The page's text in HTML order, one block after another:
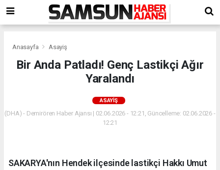
Anasayfa Asayiş
Bir Anda Patladı! Genç Lastikçi Ağır
Yaralandı
ASAYIŞ
(DHA) - Demirören Haber Ajansı | 02.06.2026 - 12:21, Güncelleme: 02.06.2026 -
12:21
SAKARYA'nın Hendek ilçesinde lastikçi Hakkı Umut